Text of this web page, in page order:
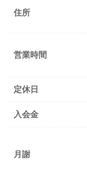
住所
営業時間
定休日
入会金
月謝